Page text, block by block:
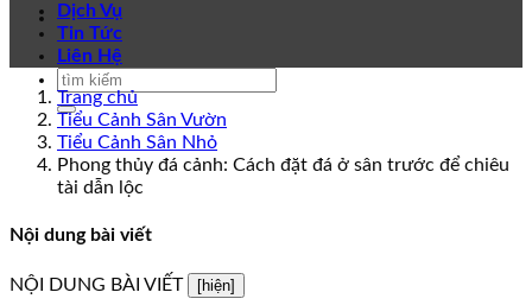
Dịch Vụ
Tin Tức
Liên Hệ
Trang chủ
Tiểu Cảnh Sân Vườn
Tiểu Cảnh Sân Nhỏ
Phong thủy đá cảnh: Cách đặt đá ở sân trước để chiêu
tài dẫn lộc
Nội dung bài viết
NỘI DUNG BÀI VIẾT [hiện]